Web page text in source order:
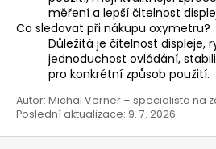
měření a lepší čitelnost
Co sledovat při nákupu oxymetru?
Důležitá je čitelnost displeje,
jednoduchost ovládání,
pro konkrétní způsob použití.
Autor: Michal Verner – specialista na
Poslední aktualizace: 9. 7. 2026